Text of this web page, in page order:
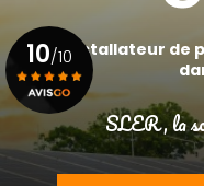
Installateur de
SLER, la
10/10
Voir le certificat